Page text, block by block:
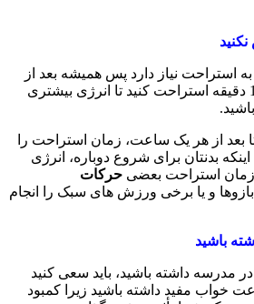
استراحت نیاز دارد پس همیشه بعد از
هر یک ساعت مطالعه، 10 دقیقه استراحت کنید تا انرژی بیشتری
تا بعد از هر یک ساعت، زمان استراحت را
بدنتان برای شروع دوباره، انرژی
زمان استراحت بعضی حرکات
بازوها و یا برخی ورزش های سبک را انجام
مدرسه داشته باشید، باید سعی کنید
به مدت 7 تا 8 ساعت خواب مفید داشته باشید زیرا کمبود